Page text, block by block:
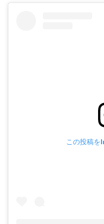
この投稿を